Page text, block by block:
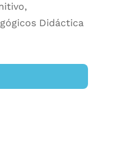
Didáctica